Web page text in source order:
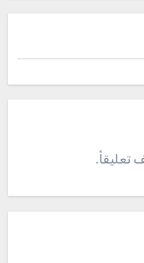
تعليقاً.